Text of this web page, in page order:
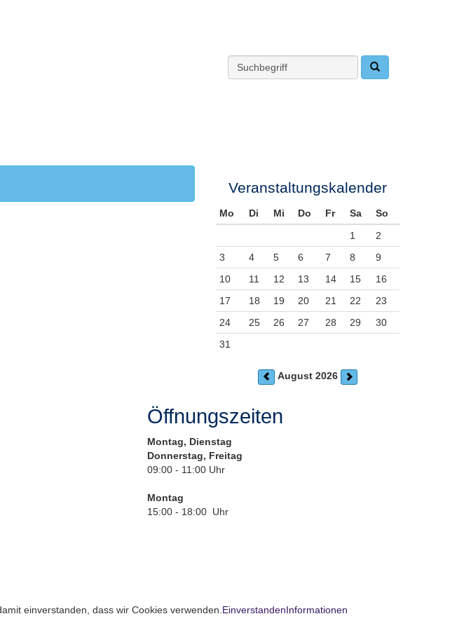
Veranstaltungskalender
Mo Di Mi Do Fr Sa
So
1
2
3
4 5 6 7 8
9
10
11 12 13 14 15
16
17
18 19 20 21 22
23
24
25 26 27 28 29
30
31
August 2026
Öffnungszeiten
Montag, Dienstag
Donnerstag, Freitag
09:00 - 11:00 Uhr
Montag
15:00 - 18:00 Uhr
einverstanden, dass wir Cookies verwenden. EinverstandenInformationen